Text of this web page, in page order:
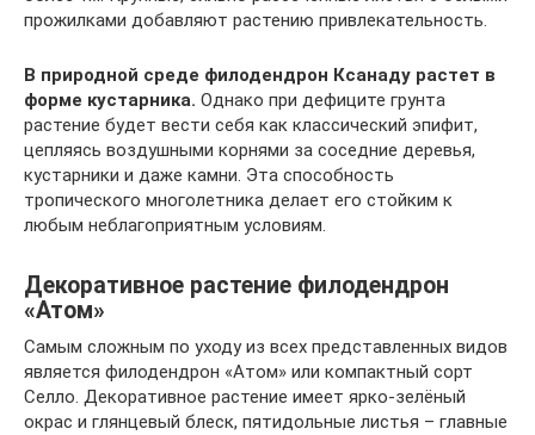
прожилками добавляют растению привлекательность.
В природной среде филодендрон Ксанаду растет в
форме кустарника. Однако при дефиците грунта
растение будет вести себя как классический эпифит,
цепляясь воздушными корнями за соседние деревья,
кустарники и даже камни. Эта способность
тропического многолетника делает его стойким к
любым неблагоприятным условиям.
Декоративное растение филодендрон
«Атом»
Самым сложным по уходу из всех представленных видов
является филодендрон «Атом» или компактный сорт
Селло. Декоративное растение имеет ярко-зелёный
окрас и глянцевый блеск, пятидольные листья – главные